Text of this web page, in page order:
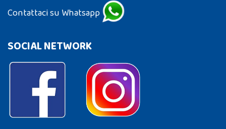
Contattaci su Whatsapp
SOCIAL NETWORK